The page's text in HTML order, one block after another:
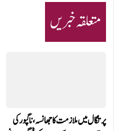
متعلقہ خبریں
پرتگال میں ملازمت کا جھانسہ،ناگپور کی